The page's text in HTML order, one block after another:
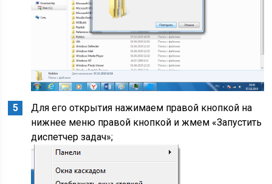
Для его открытия нажимаем правой кнопкой на
нижнее меню правой кнопкой и жмем «Запустить
диспетчер задач»;